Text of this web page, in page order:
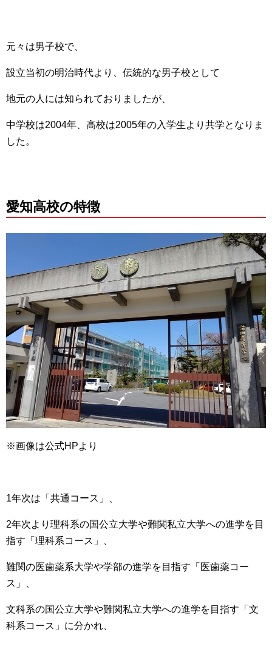
元々は男子校で、
設立当初の明治時代より、伝統的な男子校として
地元の人には知られておりましたが、
中学校は2004年、高校は2005年の入学生より共学となりま
した。
愛知高校の特徴
※画像は公式HPより
1年次は「共通コース」、
2年次より理科系の国公立大学や難関私立大学への進学を目
指す「理科系コース」、
難関の医歯薬系大学や学部の進学を目指す「医歯薬コー
ス」、
文科系の国公立大学や難関私立大学への進学を目指す「文
科系コース」に分かれ、